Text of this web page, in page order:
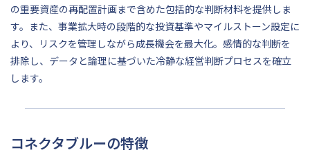
の重要資産の再配置計画まで含めた包括的な判断材料を提供しま
す。また、事業拡大時の段階的な投資基準やマイルストーン設定に
より、リスクを管理しながら成長機会を最大化。感情的な判断を
排除し、データと論理に基づいた冷静な経営判断プロセスを確立
します。
コネクタブルーの特徴